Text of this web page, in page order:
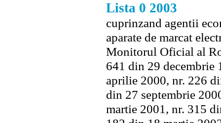
Lista 0 2003
cuprinzand agentii
aparate de marcat
Monitorul Oficial al
641 din 29 decembrie
aprilie 2000, nr. 226
din 27 septembrie
martie 2001, nr. 315